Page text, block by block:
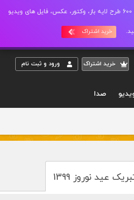
با خرید اشتراک ماهیانه تا 600 طرح لایه باز، وکتور، عکس، فایل های ویدیو
خرید اشتراک
خريد اشتراک ورود و ثبت نام
صدا
عید نوروز 1399